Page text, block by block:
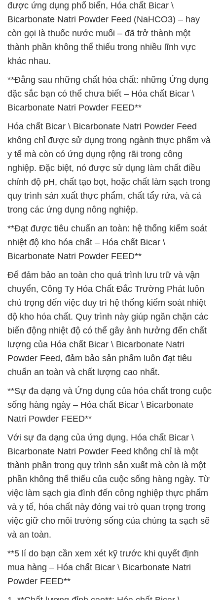
được ứng dụng phổ biến, Hóa chất Bicar \
Bicarbonate Natri Powder Feed (NaHCO3) – hay
còn gọi là thuốc nước muối – đã trở thành một
thành phần không thể thiếu trong nhiều lĩnh vực
khác nhau.
**Đằng sau những chất hóa chất: những Ứng dụng
đặc sắc bạn có thể chưa biết – Hóa chất Bicar \
Bicarbonate Natri Powder FEED**
Hóa chất Bicar \ Bicarbonate Natri Powder Feed
không chỉ được sử dụng trong ngành thực phẩm và
y tế mà còn có ứng dụng rộng rãi trong công
nghiệp. Đặc biệt, nó được sử dụng làm chất điều
chỉnh độ pH, chất tạo bọt, hoặc chất làm sạch trong
quy trình sản xuất thực phẩm, chất tẩy rửa, và cả
trong các ứng dụng nông nghiệp.
**Đạt được tiêu chuẩn an toàn: hệ thống kiểm soát
nhiệt độ kho hóa chất – Hóa chất Bicar \
Bicarbonate Natri Powder FEED**
Để đảm bảo an toàn cho quá trình lưu trữ và vận
chuyển, Công Ty Hóa Chất Đắc Trường Phát luôn
chú trọng đến việc duy trì hệ thống kiểm soát nhiệt
độ kho hóa chất. Quy trình này giúp ngăn chặn các
biến động nhiệt độ có thể gây ảnh hưởng đến chất
lượng của Hóa chất Bicar \ Bicarbonate Natri
Powder Feed, đảm bảo sản phẩm luôn đạt tiêu
chuẩn an toàn và chất lượng cao nhất.
**Sự đa dạng và Ứng dụng của hóa chất trong cuộc
sống hàng ngày – Hóa chất Bicar \ Bicarbonate
Natri Powder FEED**
Với sự đa dạng của ứng dụng, Hóa chất Bicar \
Bicarbonate Natri Powder Feed không chỉ là một
thành phần trong quy trình sản xuất mà còn là một
phần không thể thiếu của cuộc sống hàng ngày. Từ
việc làm sạch gia đình đến công nghiệp thực phẩm
và y tế, hóa chất này đóng vai trò quan trọng trong
việc giữ cho môi trường sống của chúng ta sạch sẽ
và an toàn.
**5 lí do bạn cần xem xét kỹ trước khi quyết định
mua hàng – Hóa chất Bicar \ Bicarbonate Natri
Powder FEED**